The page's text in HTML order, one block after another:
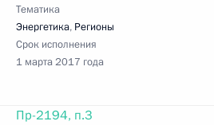
Тематика
Энергетика, Регионы
Срок исполнения
1 марта 2017 года
Пр-2194, п.3